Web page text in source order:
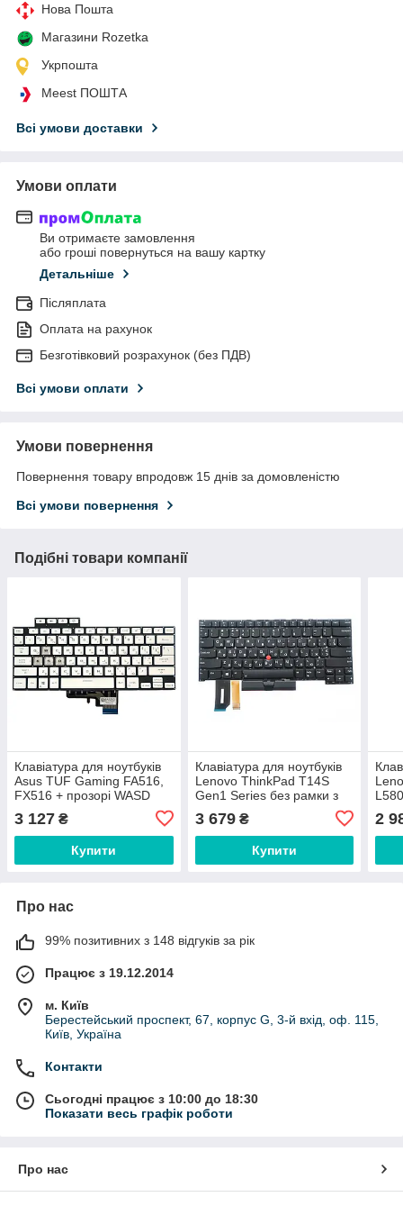
Нова Пошта
Магазини Rozetka
Укрпошта
Meest ПОШТА
Всі умови доставки
Умови оплати
Ви отримаєте замовлення
або гроші повернуться на вашу картку
Детальніше
Післяплата
Оплата на рахунок
Безготівковий розрахунок (без ПДВ)
Всі умови оплати
Умови повернення
Повернення товару впродовж 15 днів за домовленістю
Всі умови повернення
Подібні товари компанії
Клавіатура для ноутбуків
Asus TUF Gaming FA516,
FX516 + прозорі WASD
підсвіткою UA/RU/US
3 127 ₴
Купити
Клавіатура для ноутбуків
Lenovo ThinkPad T14S
Gen1 Series без рамки з
підсвічуванням UA/RU/US
3 679₴
Купити
2
Про нас
99% позитивних з 148 відгуків за рік
Працює з 19.12.2014
м. Київ
Берестейський проспект, 67, корпус G, 3-й вхід, оф. 115,
Київ, Україна
Контакти
Сьогодні працює з 10:00 до 18:30
Показати весь графік роботи
Про нас